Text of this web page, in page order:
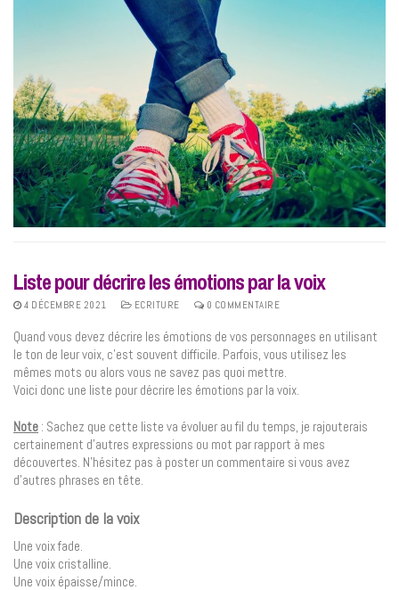
Liste pour décrire les émotions par la voix
4 DÉCEMBRE 2021 ECRITURE 0 COMMENTAIRE
Quand vous devez décrire les émotions de vos personnages en utilisant
le ton de leur voix, c’est souvent difficile. Parfois, vous utilisez les
mêmes mots ou alors vous ne savez pas quoi mettre.
Voici donc une liste pour décrire les émotions par la voix.
Note : Sachez que cette liste va évoluer au fil du temps, je rajouterais
certainement d’autres expressions ou mot par rapport à mes
découvertes. N’hésitez pas à poster un commentaire si vous avez
d’autres phrases en tête.
Description de la voix
Une voix fade.
Une voix cristalline.
Une voix épaisse/mince.